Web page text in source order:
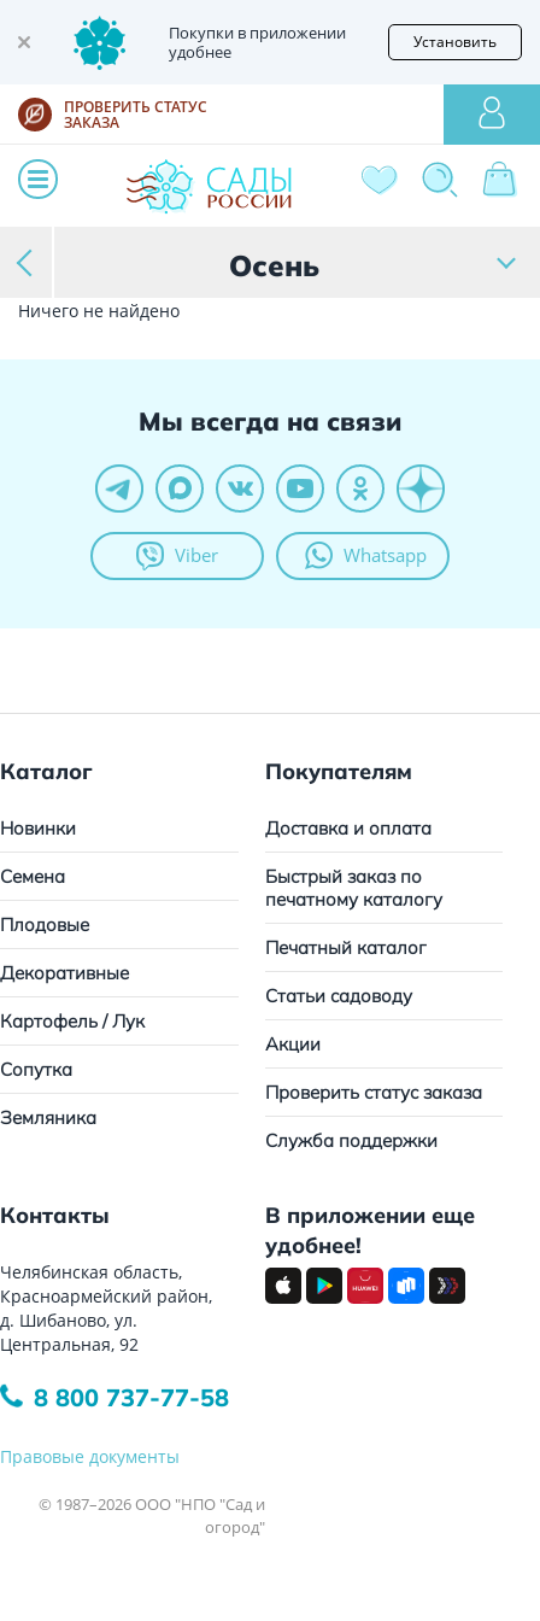
Покупки в приложении
удобнее
Установить
ПРОВЕРИТЬ СТАТУС
ЗАКАЗА
Осень
Ничего не найдено
Мы всегда на связи
Viber Whatsapp
Каталог
Новинки
Семена
Плодовые
Декоративные
Картофель / Лук
Сопутка
Земляника
Покупателям
Доставка и оплата
Быстрый заказ по
печатному каталогу
Печатный каталог
Статьи садоводу
Акции
Проверить статус заказа
Служба поддержки
Контакты
Челябинская область,
Красноармейский район,
д. Шибаново, ул.
Центральная, 92
8 800 737-77-58
Правовые документы
© 1987–2026 ООО "НПО "Сад и
огород"
В приложении еще
удобнее!